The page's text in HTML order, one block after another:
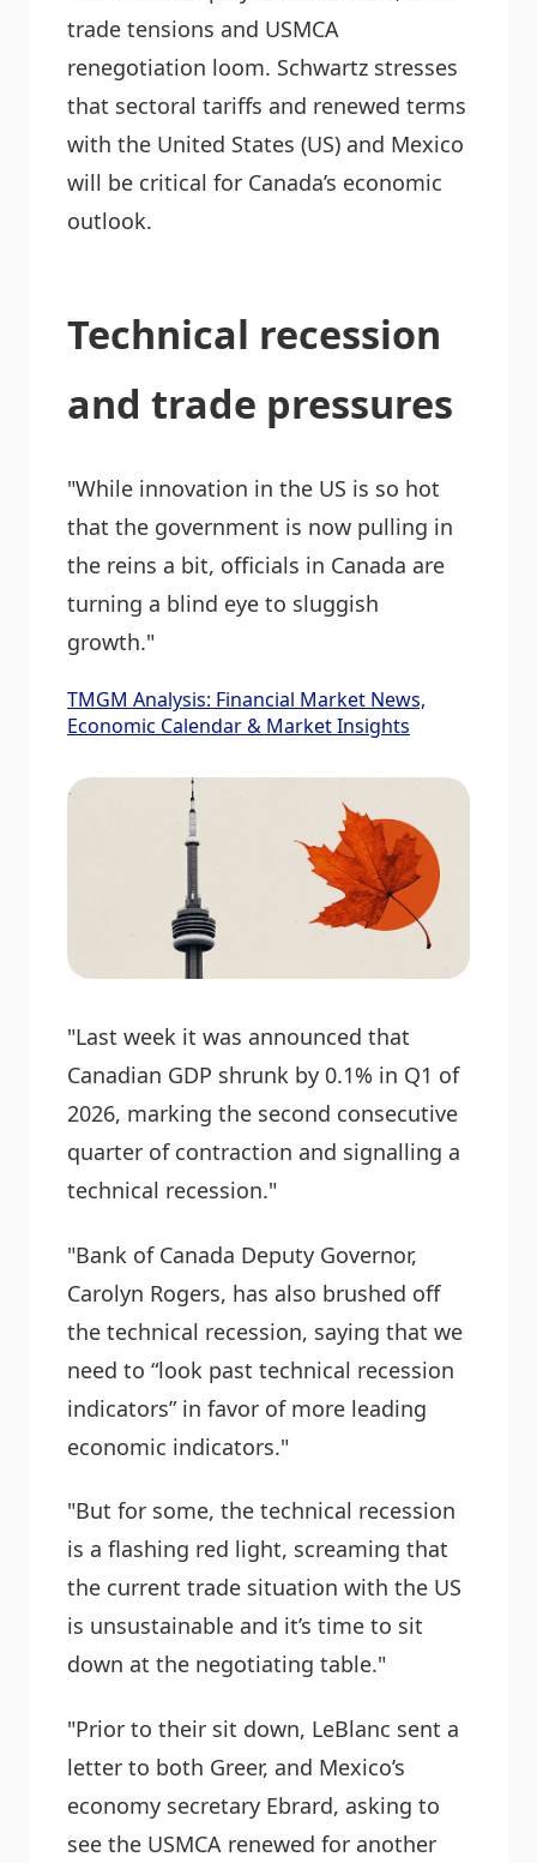
trade tensions and USMCA
renegotiation loom. Schwartz stresses
that sectoral tariffs and renewed terms
with the United States (US) and Mexico
will be critical for Canada’s economic
outlook.
Technical recession
and trade pressures
"While innovation in the US is so hot
that the government is now pulling in
the reins a bit, officials in Canada are
turning a blind eye to sluggish
growth."
TMGM Analysis: Financial Market News,
Economic Calendar & Market Insights
"Last week it was announced that
Canadian GDP shrunk by 0.1% in Q1 of
2026, marking the second consecutive
quarter of contraction and signalling a
technical recession."
"Bank of Canada Deputy Governor,
Carolyn Rogers, has also brushed off
the technical recession, saying that we
need to “look past technical recession
indicators” in favor of more leading
economic indicators."
"But for some, the technical recession
is a flashing red light, screaming that
the current trade situation with the US
is unsustainable and it’s time to sit
down at the negotiating table."
"Prior to their sit down, LeBlanc sent a
letter to both Greer, and Mexico’s
economy secretary Ebrard, asking to
see the USMCA renewed for another